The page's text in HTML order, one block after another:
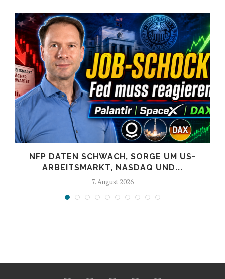
NFP DATEN SCHWACH, SORGE UM US-
ARBEITSMARKT, NASDAQ UND...
7. August 2026